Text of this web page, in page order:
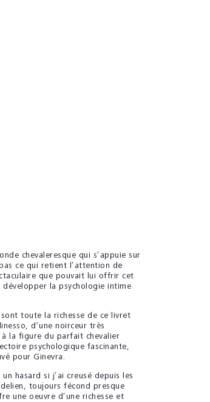
chevaleresque qui s’appuie sur
ce qui retient l’attention de
que pouvait lui offrir cet
développer la psychologie intime
toute la richesse de ce livret
d’une noirceur très
la figure du parfait chevalier
psychologique fascinante,
pour Ginevra.
hasard si j’ai creusé depuis les
toujours fécond presque
une oeuvre d’une richesse et